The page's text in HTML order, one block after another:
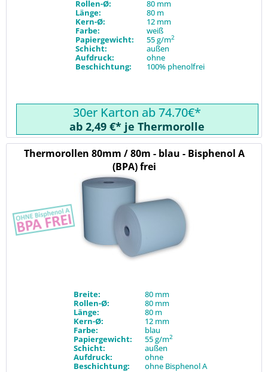
Rollen-Ø:
80 mm
Länge:
80 m
Kern-Ø:
12 mm
Farbe:
weiß
Papiergewicht:
55 g/m2
Schicht:
außen
Aufdruck:
ohne
Beschichtung:
100% phenolfrei
30er Karton ab 74.70€*
ab 2,49 €* je Thermorolle
Thermorollen 80mm / 80m - blau - Bisphenol A
(BPA) frei
Breite:
80 mm
Rollen-Ø:
80 mm
Länge:
80 m
Kern-Ø:
12 mm
Farbe:
blau
Papiergewicht:
55 g/m2
Schicht:
außen
Aufdruck:
ohne
Beschichtung:
ohne Bisphenol A